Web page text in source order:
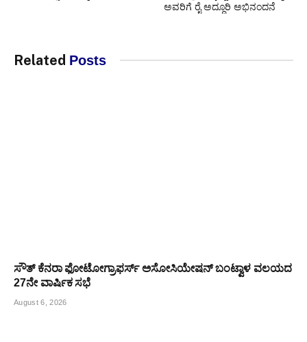
ಅವರಿಗೆ ರೈ ಅದ್ಧೂರಿ ಅಭಿನಂದನೆ
Related Posts
ಸೌತ್ ಕೆನರಾ ಫೋಟೋಗ್ರಾಫರ್ಸ್ ಅಸೋಸಿಯೇಷನ್ ಬಂಟ್ವಾಳ ವಲಯದ
27ನೇ ವಾರ್ಷಿಕ ಸಭೆ
August 6, 2026